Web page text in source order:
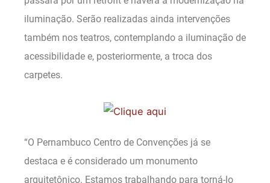
iluminação. Serão realizadas ainda intervenções
também nos teatros, contemplando a iluminação de
acessibilidade e, posteriormente, a troca dos
carpetes.
“O Pernambuco Centro de Convenções já se
destaca e é considerado um monumento
arquitetônico. Estamos trabalhando para torná-lo